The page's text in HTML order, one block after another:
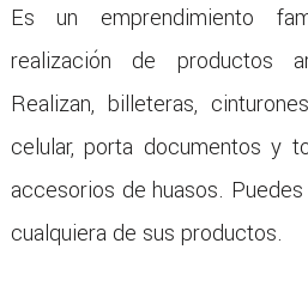
Es un emprendimiento
realización de productos
Realizan, billeteras,
celular, porta documentos y
accesorios de huasos.
cualquiera de sus productos.